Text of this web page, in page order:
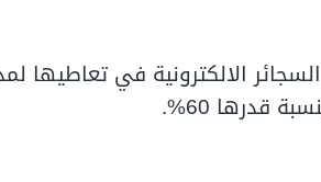
قدرها 60%.